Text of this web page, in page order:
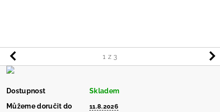
1 z 3
Dostupnost
Skladem
Můžeme doručit do
11.8.2026